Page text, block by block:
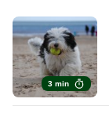
3 min